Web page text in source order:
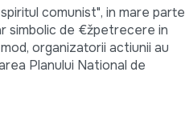
comunist", in mare parte
simbolic de €žpetrecere in
organizatorii actiunii au
Planului National de